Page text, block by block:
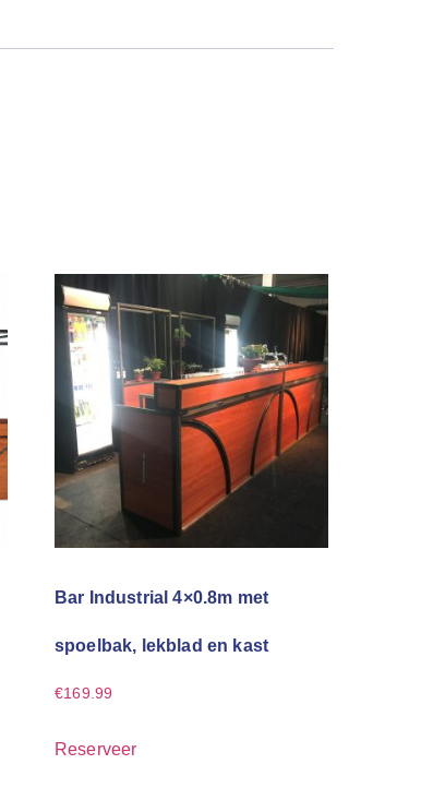
Bar Industrial 4×0.8m met
spoelbak, lekblad en kast
€169.99
Reserveer